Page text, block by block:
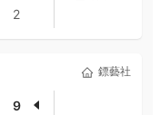
2
鏢藝社
9